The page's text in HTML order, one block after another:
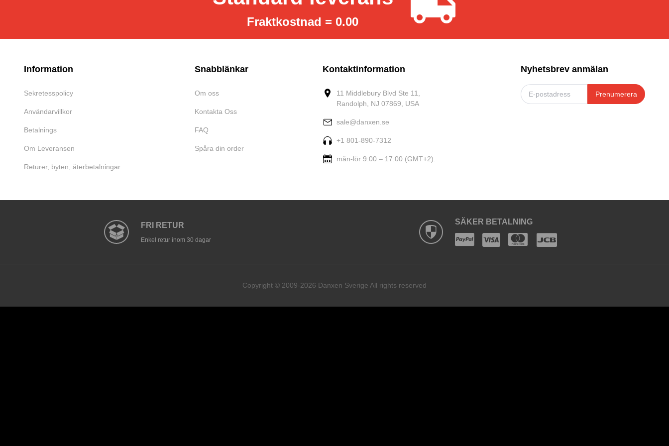
Fraktkostnad = 0.00
Information
Sekretesspolicy
Användarvillkor
Betalnings
Om Leveransen
Returer, byten, återbetalningar
Snabblänkar
Om oss
Kontakta Oss
FAQ
Spåra din order
Kontaktinformation
11 Middlebury Blvd Ste 11,
Randolph, NJ 07869, USA
sale@danxen.se
+1 801-890-7312
mån-lör 9:00 – 17:00 (GMT+2).
Nyhetsbrev anmälan
Prenumerera
FRI RETUR
Enkel retur inom 30 dagar
SÄKER BETALNING
Copyright © 2009-2026 Danxen Sverige All rights reserved